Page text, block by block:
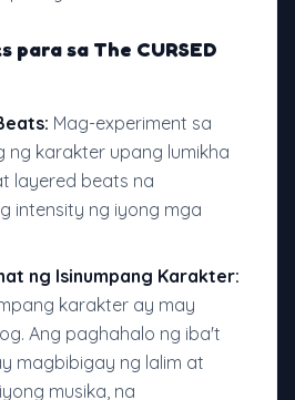
para sa The CURSED
Mag-experiment sa
ng karakter upang lumikha
layered beats na
intensity ng iyong mga
ng Isinumpang Karakter:
karakter ay may
Ang paghahalo ng iba't
magbibigay ng lalim at
musika, na